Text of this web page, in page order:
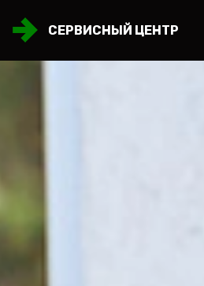
СЕРВИСНЫЙ ЦЕНТР